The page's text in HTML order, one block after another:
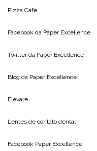
Pizza Cafe
Facebook da Paper Excellence
Twitter da Paper Excellence
Blog da Paper Excellence
Elevare
Lentes de contato dental
Facebook Paper Excellence